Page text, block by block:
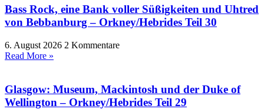
Bass Rock, eine Bank voller Süßigkeiten und Uhtred
von Bebbanburg – Orkney/Hebrides Teil 30
6. August 2026 2 Kommentare
Read More »
Glasgow: Museum, Mackintosh und der Duke of
Wellington – Orkney/Hebrides Teil 29